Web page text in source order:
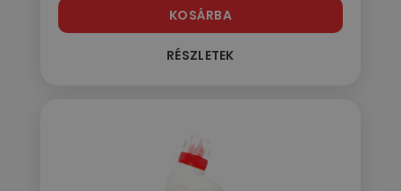
KOSÁRBA
RÉSZLETEK